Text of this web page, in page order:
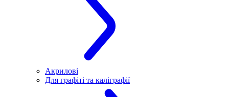
Акрилові
Для графіті та каліграфії